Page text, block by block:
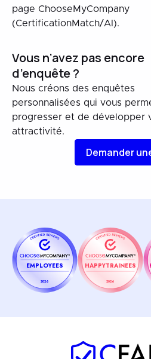
page ChooseMyCompany
(CertificationMatch/AI).
Vous n’avez pas encore
d’enquête ?
Nous créons des enquêtes
personnalisées qui vous
progresser et de développer
attractivité.
Demander
EMPLOYEES
2026
HAPPYTRAINEES
2026